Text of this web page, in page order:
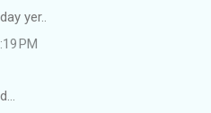
yer..
PM